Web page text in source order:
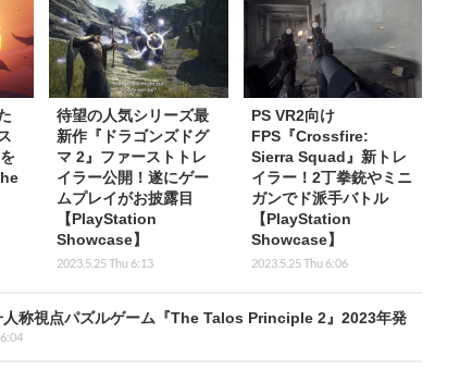
待望の人気シリーズ最
新作『ドラゴンズドグ
マ 2』ファーストトレ
イラー公開！遂にゲー
ムプレイがお披露目
【PlayStation
Showcase】
2023.5.25 Thu 6:13
PS VR2向け
FPS『Crossfire:
Sierra Squad』新トレ
イラー！2丁拳銃やミニ
ガンでド派手バトル
【PlayStation
Showcase】
2023.5.25 Thu 6:06
称視点パズルゲーム『The Talos Principle 2』2023年発